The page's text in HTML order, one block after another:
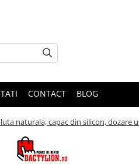
CONTACT BLOG
naturala, capac din silicon,